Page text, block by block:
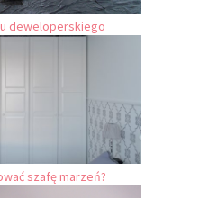
deweloperskiego
szafę marzeń?